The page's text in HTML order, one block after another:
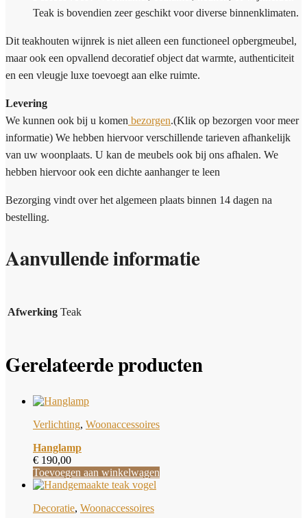
Teak is bovendien zeer geschikt voor diverse binnenklimaten.
Dit teakhouten wijnrek is niet alleen een functioneel opbergmeubel,
maar ook een opvallend decoratief object dat warmte, authenticiteit
en een vleugje luxe toevoegt aan elke ruimte.
Levering
We kunnen ook bij u komen bezorgen.(Klik op bezorgen voor meer
informatie) We hebben hiervoor verschillende tarieven afhankelijk
van uw woonplaats. U kan de meubels ook bij ons afhalen. We
hebben hiervoor ook een dichte aanhanger te leen
Bezorging vindt over het algemeen plaats binnen 14 dagen na
bestelling.
Aanvullende informatie
Afwerking Teak
Gerelateerde producten
Verlichting, Woonaccessoires
Hanglamp
€ 190,00
Toevoegen aan winkelwagen
Decoratie, Woonaccessoires